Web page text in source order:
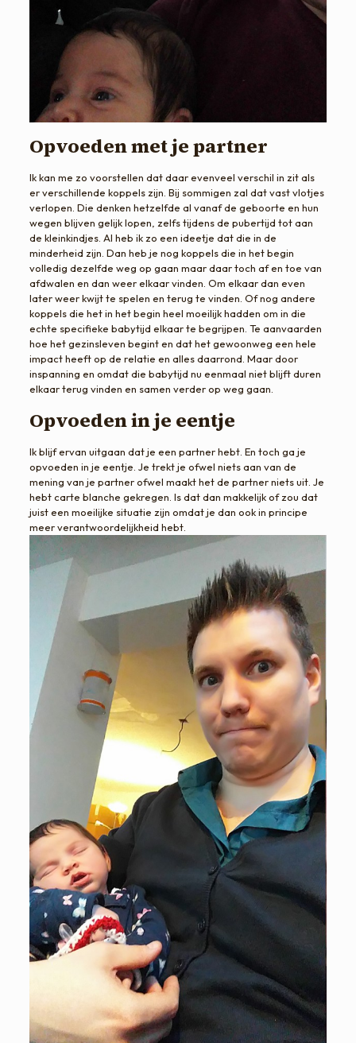
Opvoeden met je partner
Ik kan me zo voorstellen dat daar evenveel verschil in zit als
er verschillende koppels zijn. Bij sommigen zal dat vast vlotjes
verlopen. Die denken hetzelfde al vanaf de geboorte en hun
wegen blijven gelijk lopen, zelfs tijdens de pubertijd tot aan
de kleinkindjes. Al heb ik zo een ideetje dat die in de
minderheid zijn. Dan heb je nog koppels die in het begin
volledig dezelfde weg op gaan maar daar toch af en toe van
afdwalen en dan weer elkaar vinden. Om elkaar dan even
later weer kwijt te spelen en terug te vinden. Of nog andere
koppels die het in het begin heel moeilijk hadden om in die
echte specifieke babytijd elkaar te begrijpen. Te aanvaarden
hoe het gezinsleven begint en dat het gewoonweg een hele
impact heeft op de relatie en alles daarrond. Maar door
inspanning en omdat die babytijd nu eenmaal niet blijft duren
elkaar terug vinden en samen verder op weg gaan.
Opvoeden in je eentje
Ik blijf ervan uitgaan dat je een partner hebt. En toch ga je
opvoeden in je eentje. Je trekt je ofwel niets aan van de
mening van je partner ofwel maakt het de partner niets uit. Je
hebt carte blanche gekregen. Is dat dan makkelijk of zou dat
juist een moeilijke situatie zijn omdat je dan ook in principe
meer verantwoordelijkheid hebt.